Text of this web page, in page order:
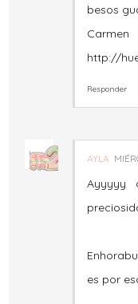
besos
Carmen
http://
Responder
AYLA
Ayyyyy
es por